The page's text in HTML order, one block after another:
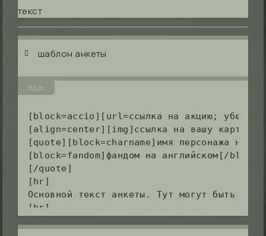
текст
шаблон анкеты
Код:
[block=accio][url=ссылка на акцию;
[align=center][img]ссылка на вашу
[quote][block=charname]имя персонажа на
[block=fandom]фандом на английском[/block]
[/quote]
[hr]
Основной текст анкеты. Тут могут быть
[hr]